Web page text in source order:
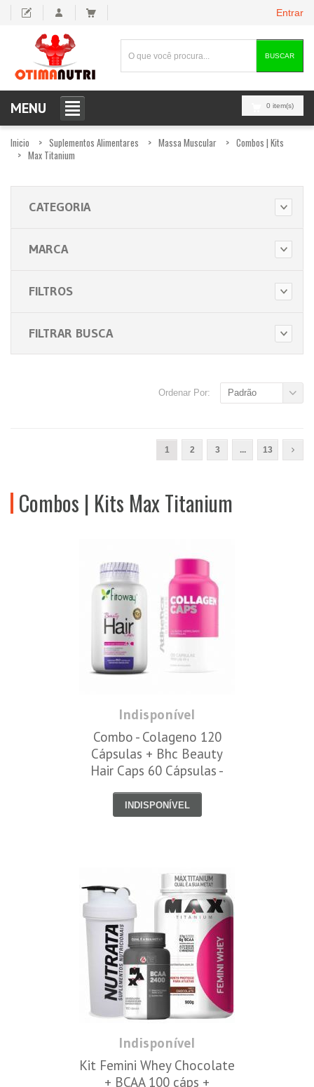
Entrar
BUSCAR
0 item(s)
MENU
Inicio Suplementos Alimentares Massa Muscular
Combos | Kits
Max Titanium
CATEGORIA
MARCA
FILTROS
FILTRAR BUSCA
Ordenar Por: Padrão
1 2 3 ... 13
Combos | Kits Max Titanium
Indisponível
Combo - Colageno 120
Cápsulas + Bhc Beauty
Hair Caps 60 Cápsulas -
INDISPONÍVEL
Indisponível
Kit Femini Whey Chocolate
+ BCAA 100 cáps +